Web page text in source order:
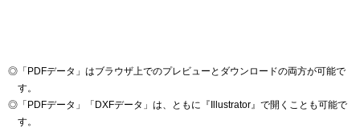
◎ 「PDFデータ」はブラウザ上でのプレビューとダウンロードの両方が可能で
す。
◎ 「PDFデータ」「DXFデータ」は、ともに『Illustrator』で開くことも可能で
す。